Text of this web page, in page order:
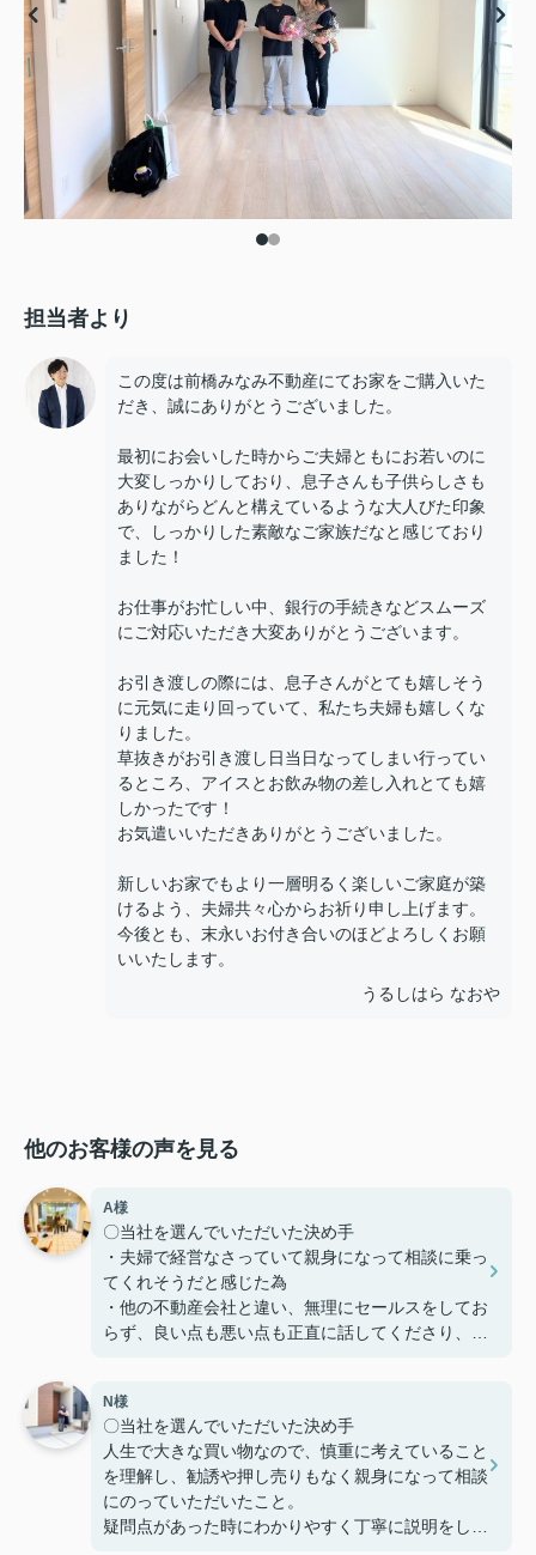
担当者より
この度は前橋みなみ不動産にてお家をご購入いた
だき、誠にありがとうございました。
最初にお会いした時からご夫婦ともにお若いのに
大変しっかりしており、息子さんも子供らしさも
ありながらどんと構えているような大人びた印象
で、しっかりした素敵なご家族だなと感じており
ました！
お仕事がお忙しい中、銀行の手続きなどスムーズ
にご対応いただき大変ありがとうございます。
お引き渡しの際には、息子さんがとても嬉しそう
に元気に走り回っていて、私たち夫婦も嬉しくな
りました。
草抜きがお引き渡し日当日なってしまい行ってい
るところ、アイスとお飲み物の差し入れとても嬉
しかったです！
お気遣いいただきありがとうございました。
新しいお家でもより一層明るく楽しいご家庭が築
けるよう、夫婦共々心からお祈り申し上げます。
今後とも、末永いお付き合いのほどよろしくお願
いいたします。
うるしはら なおや
他のお客様の声を見る
A様
〇当社を選んでいただいた決め手
・夫婦で経営なさっていて親身になって相談に乗っ
てくれそうだと感じた為
・他の不動産会社と違い、無理にセールスをしてお
らず、良い点も悪い点も正直に話してくださり、好
〇感じたこと、良かった点、もっとこうして欲しか
ったことなど
定期的に建築の様子を連絡いただけたり、急な質問
にも迅速に対応してくださりとても助かりました。
本当にありがとうございました。
N様
〇当社を選んでいただいた決め手
人生で大きな買い物なので、慎重に考えていること
を理解し、勧誘や押し売りもなく親身になって相談
にのっていただいたこと。
疑問点があった時にわかりやすく丁寧に説明をして